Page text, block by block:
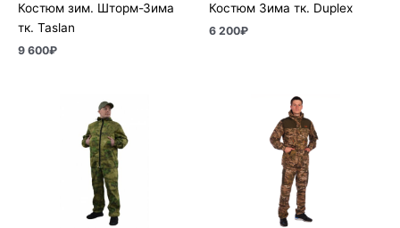
Костюм зим. Шторм-Зима
тк. Taslan
9 600₽
Костюм Зима тк. Duplex
6 200₽